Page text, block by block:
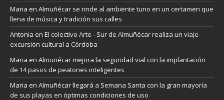
Maria en Almuñécar se rinde al ambiente tuno en un certamen que
llena de música y tradición sus calles
Antonia en El colectivo Arte –Sur de Almuñécar realiza un viaje-
excursión cultural a Córdoba
Maria en Almuñécar mejora la seguridad vial con la implantación
de 14 pasos de peatones inteligentes
Maria en Almuñécar llegará a Semana Santa con la gran mayoría
de sus playas en óptimas condiciones de uso